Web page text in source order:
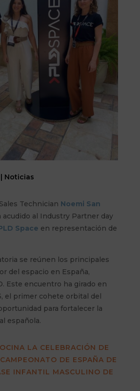
| Noticias
Technician Noemi San
acudido al Industry Partner day
Space en representación de
se reúnen los principales
del espacio en España,
Este encuentro ha girado en
el primer cohete orbital del
para fortalecer la
española.
LA CELEBRACIÓN DE
DE ESPAÑA DE
INFANTIL MASCULINO DE